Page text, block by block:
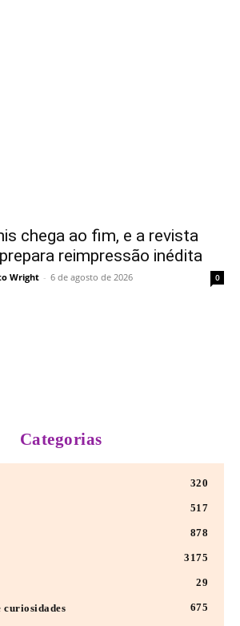
chega ao fim, e a revista
reimpressão inédita
Wright - 6 de agosto de 2026 0
Categorias
320
517
878
3175
29
curiosidades 675